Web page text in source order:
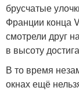
брусчатые
Франции конца
смотрели друг
в высоту
В то время
окнах ещё